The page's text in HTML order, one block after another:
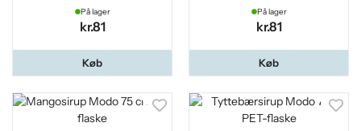
På lager
kr.81
Køb
På lager
kr.81
Køb